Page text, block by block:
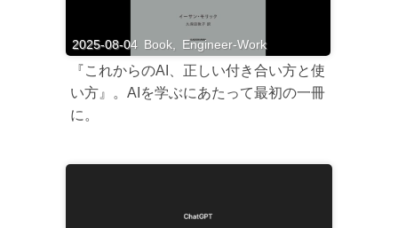
2025-08-04 Book, Engineer-Work
『これからのAI、正しい付き合い方と使
い方』。AIを学ぶにあたって最初の一冊
に。